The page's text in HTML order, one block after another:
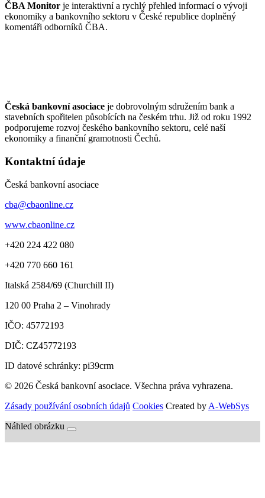
ČBA Monitor je interaktivní a rychlý přehled informací o vývoji
ekonomiky a bankovního sektoru v České republice doplněný
komentáři odborníků ČBA.
Česká bankovní asociace je dobrovolným sdružením bank a
stavebních spořitelen působících na českém trhu. Již od roku 1992
podporujeme rozvoj českého bankovního sektoru, celé naší
ekonomiky a finanční gramotnosti Čechů.
Kontaktní údaje
Česká bankovní asociace
cba@cbaonline.cz
www.cbaonline.cz
+420 224 422 080
+420 770 660 161
Italská 2584/69 (Churchill II)
120 00 Praha 2 – Vinohrady
IČO: 45772193
DIČ: CZ45772193
ID datové schránky: pi39crm
© 2026 Česká bankovní asociace. Všechna práva vyhrazena.
Zásady používání osobních údajů Cookies Created by A-WebSys
Náhled obrázku